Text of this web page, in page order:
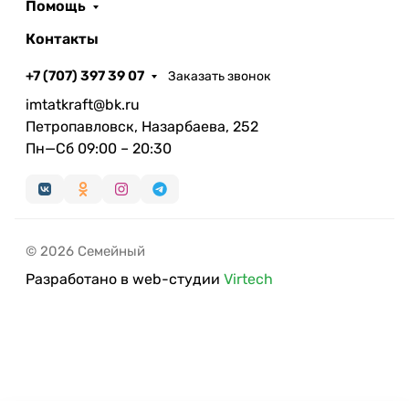
Помощь
Контакты
+7 (707) 397 39 07 Заказать звонок
imtatkraft@bk.ru
Петропавловск, Назарбаева, 252
Пн—Сб 09:00 – 20:30
© 2026 Семейный
Разработано в web-студии Virtech